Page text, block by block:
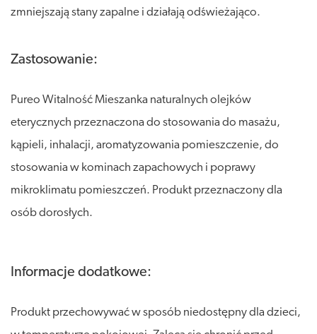
zmniejszają stany zapalne i działają odświeżająco.
Zastosowanie:
Pureo Witalność Mieszanka naturalnych olejków
eterycznych przeznaczona do stosowania do masażu,
kąpieli, inhalacji, aromatyzowania pomieszczenie, do
stosowania w kominach zapachowych i poprawy
mikroklimatu pomieszczeń. Produkt przeznaczony dla
osób dorosłych.
Informacje dodatkowe:
Produkt przechowywać w sposób niedostępny dla dzieci,